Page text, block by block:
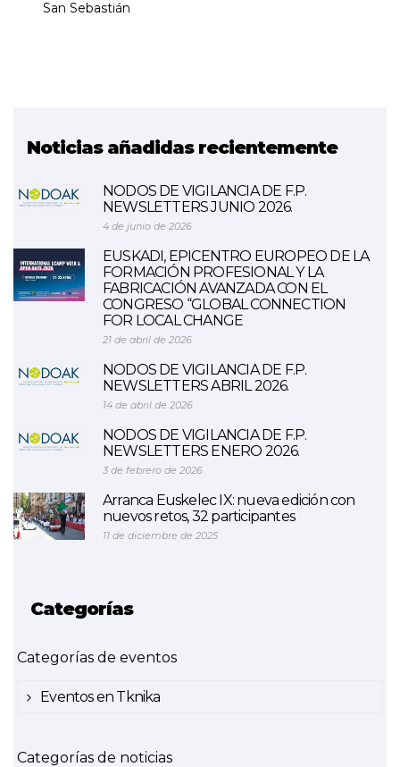
San Sebastián
Noticias añadidas recientemente
NODOS DE VIGILANCIA DE F.P.
NEWSLETTERS JUNIO 2026.
4 de junio de 2026
EUSKADI, EPICENTRO EUROPEO DE LA
FORMACIÓN PROFESIONAL Y LA
FABRICACIÓN AVANZADA CON EL
CONGRESO “GLOBAL CONNECTION
FOR LOCAL CHANGE
21 de abril de 2026
NODOS DE VIGILANCIA DE F.P.
NEWSLETTERS ABRIL 2026.
14 de abril de 2026
NODOS DE VIGILANCIA DE F.P.
NEWSLETTERS ENERO 2026.
3 de febrero de 2026
Arranca Euskelec IX: nueva edición con
nuevos retos, 32 participantes
11 de diciembre de 2025
Categorías
Categorías de eventos
Eventos en Tknika
Categorías de noticias